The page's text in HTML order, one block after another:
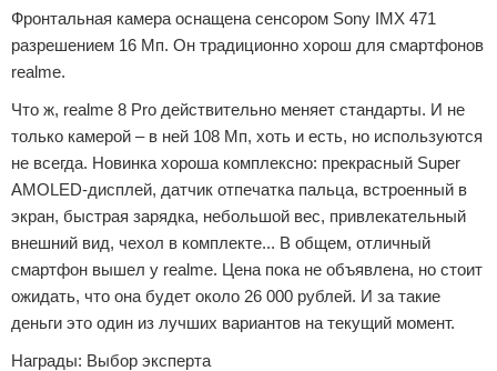
Фронтальная камера оснащена сенсором Sony IMX 471
разрешением 16 Мп. Он традиционно хорош для смартфонов
realme.
Что ж, realme 8 Pro действительно меняет стандарты. И не
только камерой – в ней 108 Мп, хоть и есть, но используются
не всегда. Новинка хороша комплексно: прекрасный Super
AMOLED-дисплей, датчик отпечатка пальца, встроенный в
экран, быстрая зарядка, небольшой вес, привлекательный
внешний вид, чехол в комплекте... В общем, отличный
смартфон вышел у realme. Цена пока не объявлена, но стоит
ожидать, что она будет около 26 000 рублей. И за такие
деньги это один из лучших вариантов на текущий момент.
Награды: Выбор эксперта